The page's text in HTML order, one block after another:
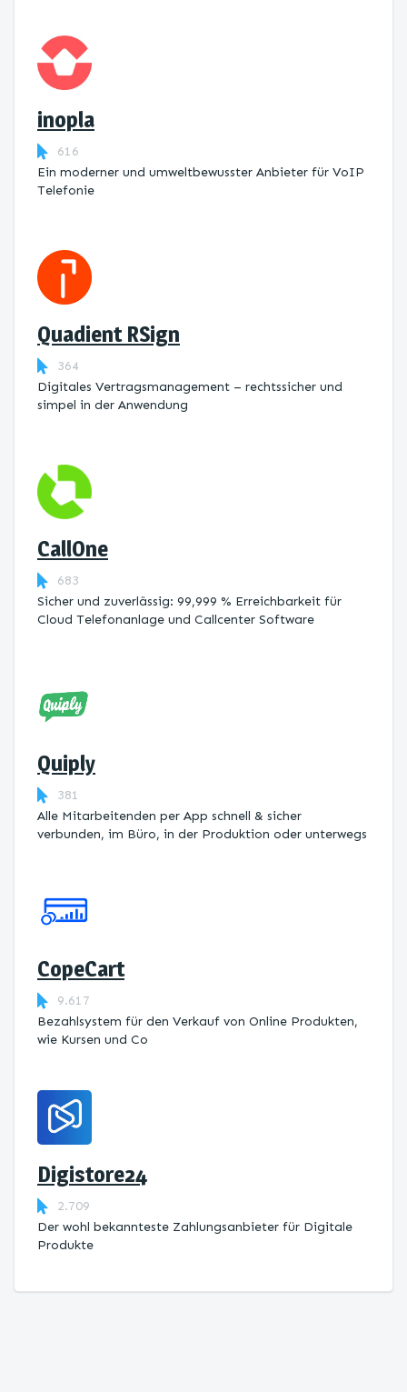
inopla
616
Ein moderner und umweltbewusster Anbieter für VoIP
Telefonie
Quadient RSign
364
Digitales Vertragsmanagement – rechtssicher und
simpel in der Anwendung
CallOne
683
Sicher und zuverlässig: 99,999 % Erreichbarkeit für
Cloud Telefonanlage und Callcenter Software
Quiply
381
Alle Mitarbeitenden per App schnell & sicher
verbunden, im Büro, in der Produktion oder unterwegs
CopeCart
9.617
Bezahlsystem für den Verkauf von Online Produkten,
wie Kursen und Co
Digistore24
2.709
Der wohl bekannteste Zahlungsanbieter für Digitale
Produkte